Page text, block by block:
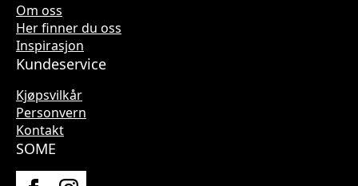
Om oss
Her finner du oss
Inspirasjon
Kundeservice
Kjøpsvilkår
Personvern
Kontakt
SOME